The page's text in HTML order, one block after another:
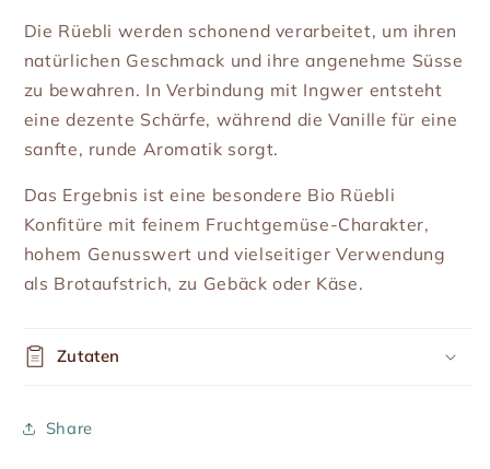
Die Rüebli werden schonend verarbeitet, um ihren
natürlichen Geschmack und ihre angenehme Süsse
zu bewahren. In Verbindung mit Ingwer entsteht
eine dezente Schärfe, während die Vanille für eine
sanfte, runde Aromatik sorgt.
Das Ergebnis ist eine besondere Bio Rüebli
Konfitüre mit feinem Fruchtgemüse-Charakter,
hohem Genusswert und vielseitiger Verwendung
als Brotaufstrich, zu Gebäck oder Käse.
Zutaten
Share